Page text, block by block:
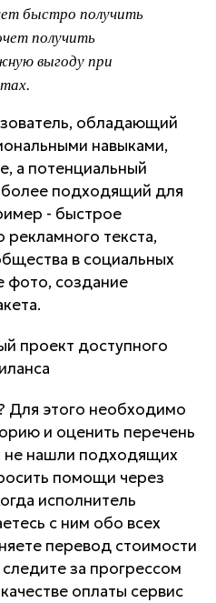
быстро получить
получить
выгоду при
обладающий
навыками,
а потенциальный
подходящий для
- быстрое
текста,
в социальных
фото, создание
Для этого необходимо
и оценить перечень
не нашли подходящих
помощи через
исполнитель
с ним обо всех
перевод стоимости
следите за прогрессом
оплаты сервис